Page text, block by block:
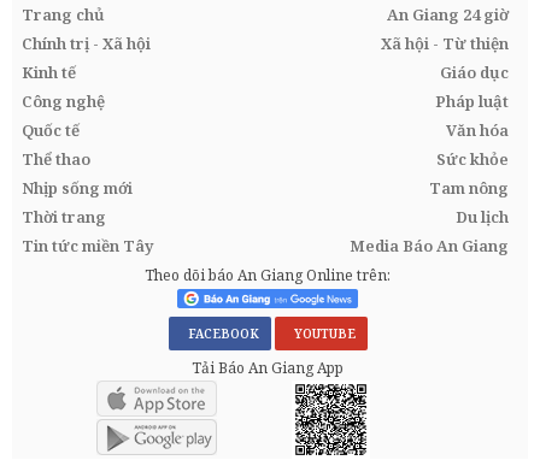
Trang chủ
An Giang 24 giờ
Chính trị - Xã hội
Xã hội - Từ thiện
Kinh tế
Giáo dục
Công nghệ
Pháp luật
Quốc tế
Văn hóa
Thể thao
Sức khỏe
Nhịp sống mới
Tam nông
Thời trang
Du lịch
Tin tức miền Tây
Media Báo An Giang
Theo dõi báo An Giang Online trên:
FACEBOOK YOUTUBE
Tải Báo An Giang App